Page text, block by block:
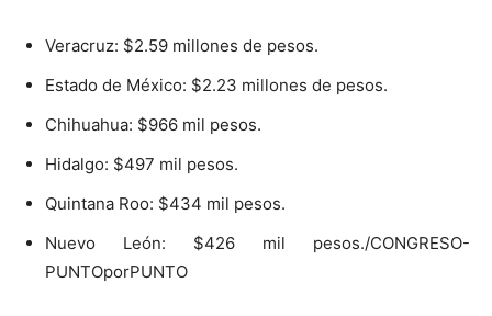
Veracruz: $2.59 millones de pesos.
Estado de México: $2.23 millones de pesos.
Chihuahua: $966 mil pesos.
Hidalgo: $497 mil pesos.
Quintana Roo: $434 mil pesos.
Nuevo León: $426 mil pesos./CONGRESO-
PUNTOporPUNTO